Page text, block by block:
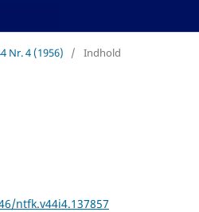
Nr. 4 (1956) / Indhold
ntfk.v44i4.137857